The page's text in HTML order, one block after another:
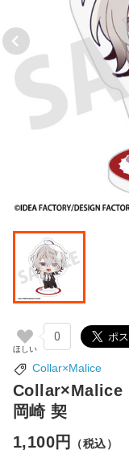
0
Collar×Malice
Collar×Malice
岡崎 契
1,100円
（税込）